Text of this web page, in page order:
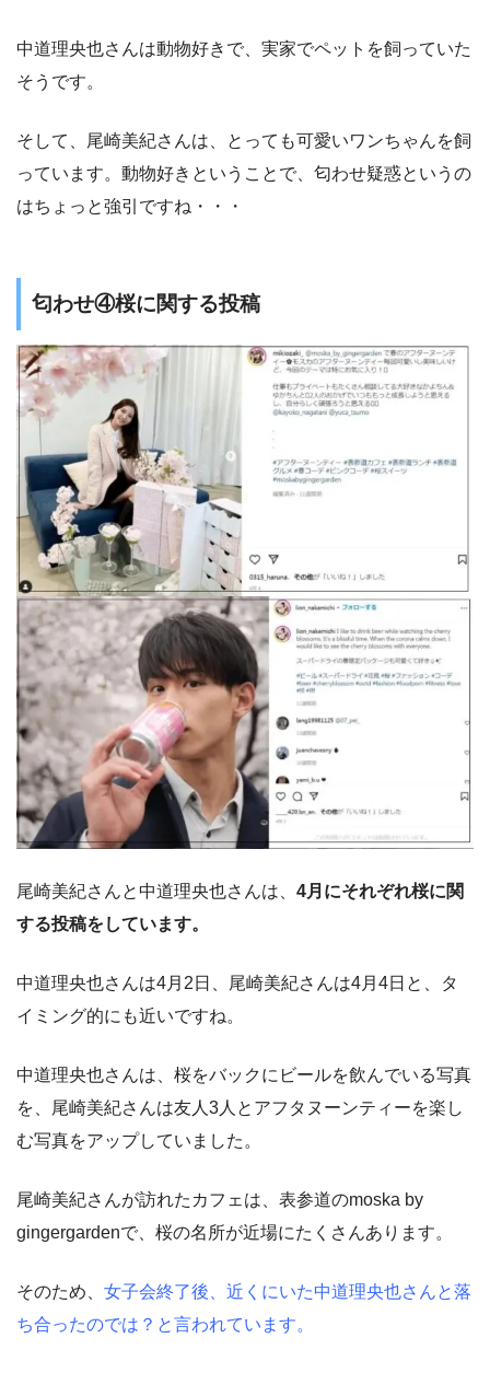
中道理央也さんは動物好きで、実家でペットを飼っていた
そうです。
そして、尾崎美紀さんは、とっても可愛いワンちゃんを飼
っています。動物好きということで、匂わせ疑惑というの
はちょっと強引ですね・・・
匂わせ④桜に関する投稿
尾崎美紀さんと中道理央也さんは、 4月にそれぞれ桜に関
する投稿をしています。
中道理央也さんは4月2日、尾崎美紀さんは4月4日と、タ
イミング的にも近いですね。
中道理央也さんは、桜をバックにビールを飲んでいる写真
を、尾崎美紀さんは友人3人とアフタヌーンティーを楽し
む写真をアップしていました。
尾崎美紀さんが訪れたカフェは、表参道のmoska by
gingergardenで、桜の名所が近場にたくさんあります。
そのため、 女子会終了後、近くにいた中道理央也さんと落
ち合ったのでは？と言われています。